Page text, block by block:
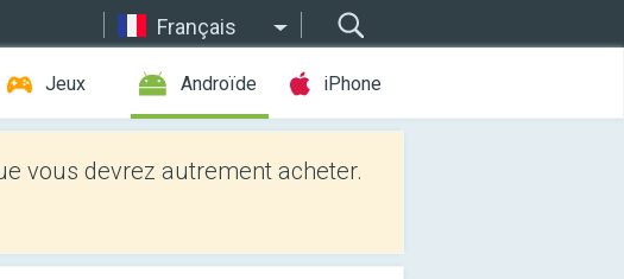
Français
Jeux Androïde iPhone
vous devrez autrement acheter.